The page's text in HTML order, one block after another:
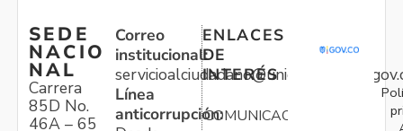
SEDE
NACIO
NAL
Carrera
85D No.
46A – 65
Correo
institucional:
Línea
anticorrupción:
ENLACES
DE
INTERÉS
COMUNICACIONES